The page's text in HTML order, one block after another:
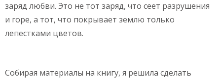
заряд любви. Это не тот заряд, что сеет разрушения
и горе, а тот, что покрывает землю только
лепестками цветов.
Собирая материалы на книгу, я решила сделать